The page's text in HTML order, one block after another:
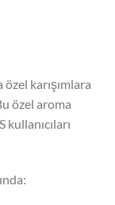
özel karışımlara
özel aroma